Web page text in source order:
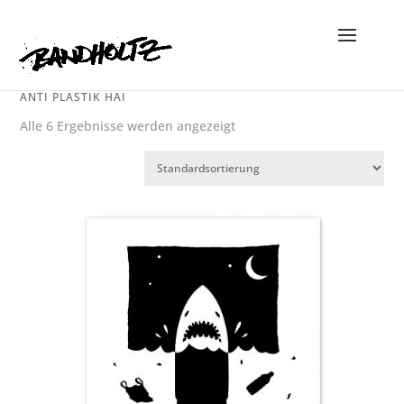
ANTI PLASTIK HAI
Alle 6 Ergebnisse werden angezeigt